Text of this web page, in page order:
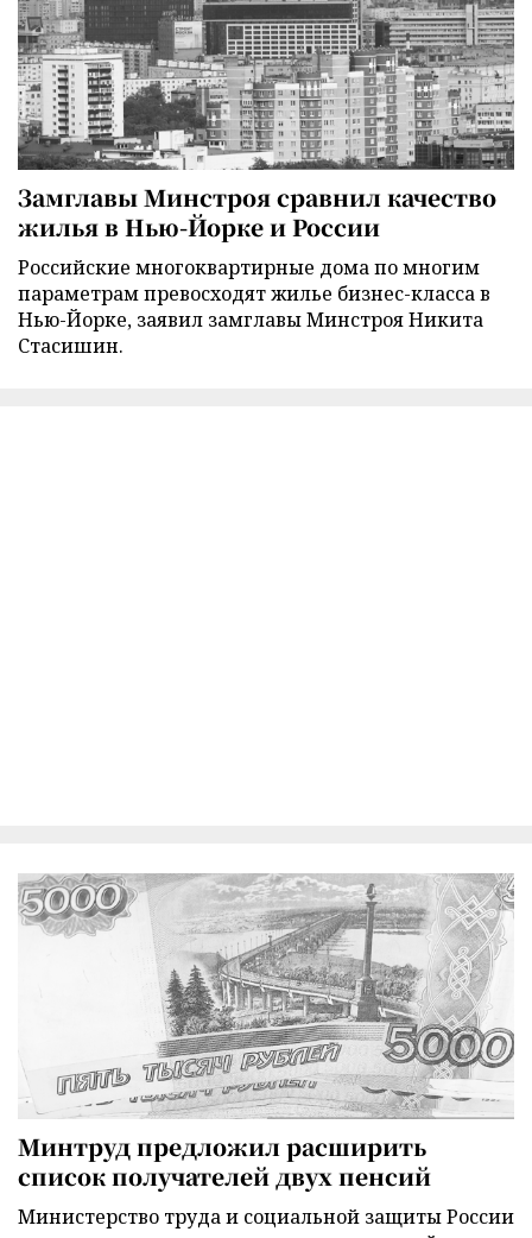
Замглавы Минстроя сравнил качество
жилья в Нью-Йорке и России
Российские многоквартирные дома по многим
параметрам превосходят жилье бизнес-класса в
Нью-Йорке, заявил замглавы Минстроя Никита
Стасишин.
Минтруд предложил расширить
список получателей двух пенсий
Министерство труда и социальной защиты России